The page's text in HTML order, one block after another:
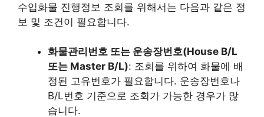
수입화물 진행정보 조회를 위해서는 다음과 같은 정
보 및 조건이 필요합니다.
화물관리번호 또는 운송장번호(House B/L
또는 Master B/L): 조회를 위하여 화물에 배
정된 고유번호가 필요합니다. 운송장번호나
B/L번호 기준으로 조회가 가능한 경우가 많
습니다.